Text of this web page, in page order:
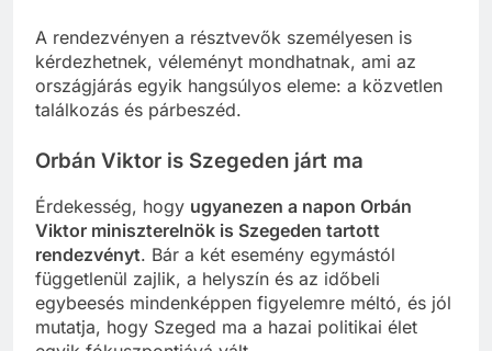
A rendezvényen a résztvevők személyesen is
kérdezhetnek, véleményt mondhatnak, ami az
országjárás egyik hangsúlyos eleme: a közvetlen
találkozás és párbeszéd.
Orbán Viktor is Szegeden járt ma
Érdekesség, hogy ugyanezen a napon Orbán
Viktor miniszterelnök is Szegeden tartott
rendezvényt. Bár a két esemény egymástól
függetlenül zajlik, a helyszín és az időbeli
egybeesés mindenképpen figyelemre méltó, és jól
mutatja, hogy Szeged ma a hazai politikai élet